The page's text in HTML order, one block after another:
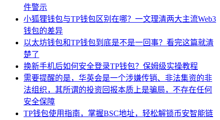
件警示
小狐狸钱包与TP钱包区别在哪？一文理清两大主流Web3
钱包的差异
以太坊钱包和TP钱包到底是不是一回事？看完这篇就清
楚了
换新手机后如何安全登录TP钱包？保姆级实操教程
需要提醒的是，华英会是一个涉嫌传销、非法集资的非
法组织，其所谓的投资回报本质上是骗局，不存在任何
安全保障
TP钱包使用指南，掌握BSC地址，轻松解锁币安智能链